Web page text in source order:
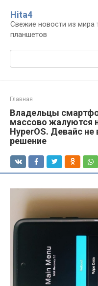
контенту
Нita4
Свежие новости из мира
планшетов
Поиск:
Главная
Владельцы
массово жалуются
HyperOS. Девайс не
решение